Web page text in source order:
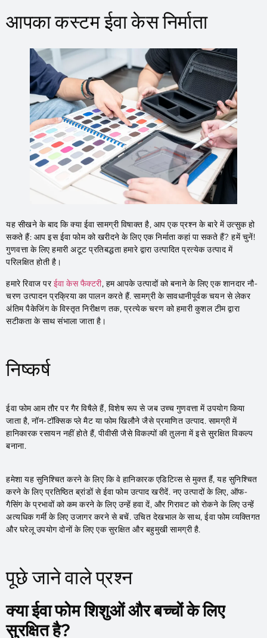
आपका कस्टम ईवा केस निर्माता
यह सीखने के बाद कि क्या ईवा सामग्री विषाक्त है, आप एक प्रश्न के बारे में उत्सुक हो
सकते हैं: आप इस ईवा फोम को खरीदने के लिए एक निर्माता कहां पा सकते हैं? हमें चुनें!
गुणवत्ता के लिए हमारी अटूट प्रतिबद्धता हमारे द्वारा उत्पादित प्रत्येक उत्पाद में
परिलक्षित होती है।
हमारे रिवाज परईवा केस फैक्टरी, हम आपके उत्पादों को बनाने के लिए एक शानदार नौ-
चरण उत्पादन प्रक्रिया का पालन करते हैं. सामग्री के सावधानीपूर्वक चयन से लेकर
अंतिम पैकेजिंग के विस्तृत निरीक्षण तक, प्रत्येक चरण को हमारी कुशल टीम द्वारा
सटीकता के साथ संभाला जाता है।
निष्कर्ष
ईवा फोम आम तौर पर गैर विषैले हैं, विशेष रूप से जब उच्च गुणवत्ता में उपयोग किया
जाता है, नॉन-टॉक्सिक प्ले मैट या फोम खिलौने जैसे प्रमाणित उत्पाद. सामग्री में
हानिकारक रसायन नहीं होते हैं, पीवीसी जैसे विकल्पों की तुलना में इसे सुरक्षित विकल्प
बनाना.
हमेशा यह सुनिश्चित करने के लिए कि वे हानिकारक एडिटिव्स से मुक्त हैं, यह सुनिश्चित
करने के लिए प्रतिष्ठित ब्रांडों से ईवा फोम उत्पाद खरीदें. नए उत्पादों के लिए, ऑफ-
गैसिंग के प्रभावों को कम करने के लिए उन्हें हवा दें, और गिरावट को रोकने के लिए उन्हें
अत्यधिक गर्मी के लिए उजागर करने से बचें. उचित देखभाल के साथ, ईवा फोम व्यक्तिगत
और घरेलू उपयोग दोनों के लिए एक सुरक्षित और बहुमुखी सामग्री है.
पूछे जाने वाले प्रश्न
क्या ईवा फोम शिशुओं और बच्चों के लिए
सुरक्षित है?